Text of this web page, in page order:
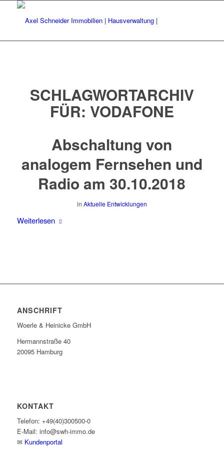
SCHLAGWORTARCHIV
FÜR: VODAFONE
Abschaltung von
analogem Fernsehen und
Radio am 30.10.2018
in Aktuelle Entwicklungen
Weiterlesen
ANSCHRIFT
Woerle & Heinicke GmbH
Hermannstraße 40
20095 Hamburg
KONTAKT
Telefon: +49(40)300500-0
E-Mail: info@swh-immo.de
✉ Kundenportal